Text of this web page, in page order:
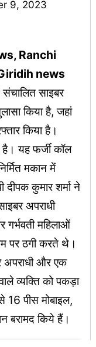
9, 2023
Ranchi
news
साइबर
किया है, जहां
किया है।
है। यह फर्जी कॉल
मकान में
दीपक कुमार शर्मा ने
अपराधी
महिलाओं
पर ठगी करते थे।
अपराधी और एक
व्यक्ति को पकड़ा
16 पीस मोबाइल,
बरामद किये हैं।